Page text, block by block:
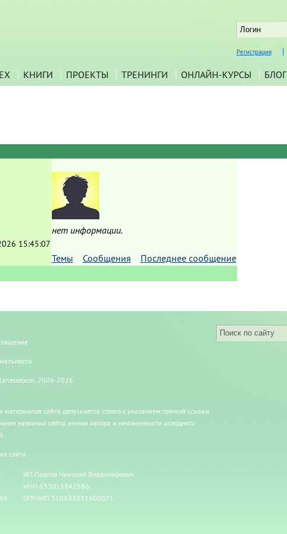
Регистрация
КНИГИ ПРОЕКТЫ ТРЕНИНГИ ОНЛАЙН-КУРСЫ БЛОГ
15:45:07
нет информации.
Темы Сообщения Последнее сообщение
2006-2026
сайта допускается строго с указанием прямой ссылки
названия сайта, имени автора и неизменности исходного
сайта
ИП Павлов Николай Владимирович
ИНН 633015842586
ОГРНИП 310633031600071